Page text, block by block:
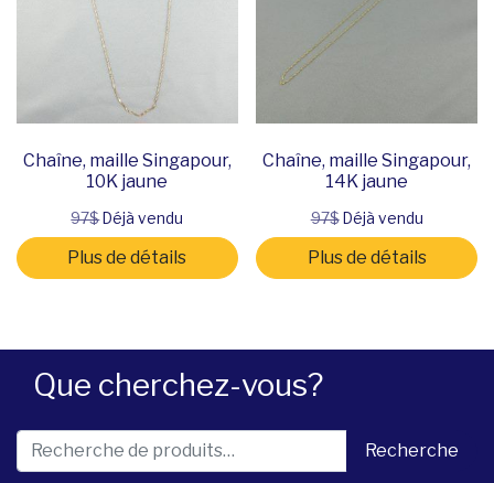
Que cherchez-vous?
Recherche pour : Recherche
Chaîne, maille Singapour,
10K jaune
97$Déjà vendu
Plus de détails
Chaîne, maille Singapour,
14K jaune
97$Déjà vendu
Plus de détails